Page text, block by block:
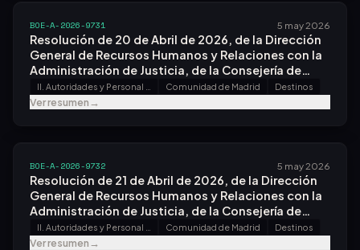
Octubre.
BOE-A-2026-9731 5 may 2026
Resolución de 20 de Abril de 2026, de la Dirección
General de Recursos Humanos y Relaciones con la
Administración de Justicia, de la Consejería de
Presidencia, Justicia y Administración Local, por la
Que Se Resuelve Definitivamente el Concurso de
Administrativa y Auxilio Judicial de la
Administración de Justicia, Convocado por
Resolución de 27 de Octubre de 2025.
Comunidad de Madrid Destinos
Ver resumen→
BOE-A-2026-9732 5 may 2026
Resolución de 21 de Abril de 2026, de la Dirección
General de Recursos Humanos y Relaciones con la
Administración de Justicia, de la Consejería de
Presidencia, Justicia y Administración Local, por la
Que Se Otorga Destino Al Personal Funcionario del
Comunidad de Madrid Destinos
Ver resumen→